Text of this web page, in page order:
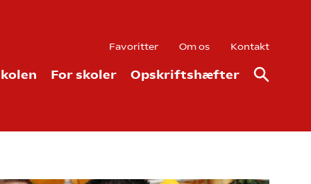
Favoritter Om os Kontakt
For skoler Opskriftshæfter